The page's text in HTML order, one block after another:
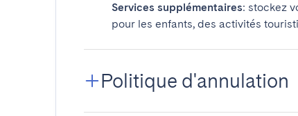
Services supplémentaires: stockez
pour les enfants, des activités
Politique d'annulation